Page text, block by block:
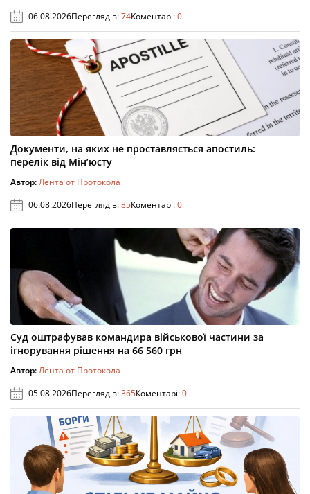
06.08.2026Переглядів:74Коментарі:0
Документи, на яких не проставляється апостиль:
перелік від Мін’юсту
Автор:Лента от Протокола
06.08.2026Переглядів:85Коментарі:0
Суд оштрафував командира військової частини за
ігнорування рішення на 66 560 грн
Автор:Лента от Протокола
05.08.2026Переглядів:365Коментарі:0